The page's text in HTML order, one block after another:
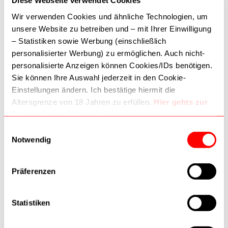
Wir verwenden Cookies und ähnliche Technologien, um
unsere Website zu betreiben und – mit Ihrer Einwilligung
– Statistiken sowie Werbung (einschließlich
personalisierter Werbung) zu ermöglichen. Auch nicht-
personalisierte Anzeigen können Cookies/IDs benötigen.
Sie können Ihre Auswahl jederzeit in den Cookie-
Einstellungen ändern. Ich bestätige hiermit die
Altersgrenze von 18 Jahren zu erfüllen. Hier gehts zur
Google Daten nutzt:
Wie Google Informationen von Websites/Apps nutzt
Verantwortungsvoller Umgang mit Geschäftsdaten
Notwendig
Präferenzen
Statistiken
Zur Wunschliste
30mm K-2500 Proxxon
03029084
4,75 €